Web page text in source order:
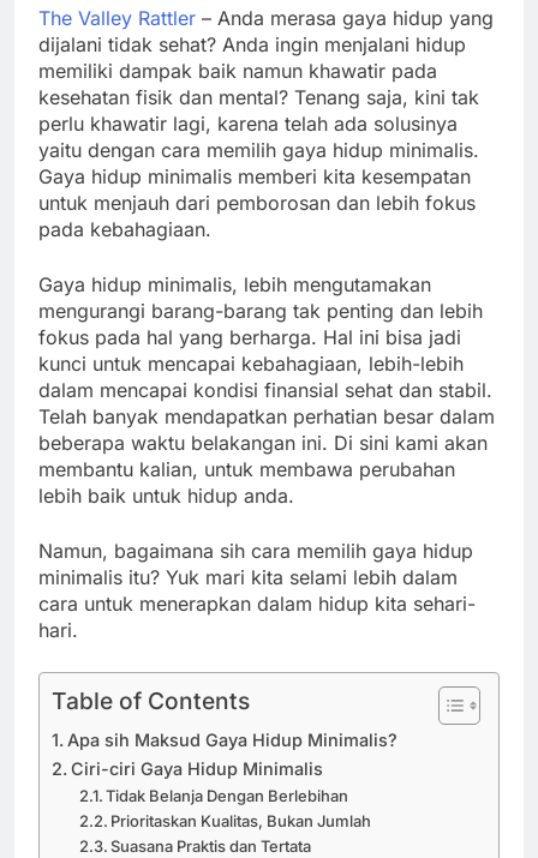
The Valley Rattler – Anda merasa gaya hidup yang
dijalani tidak sehat? Anda ingin menjalani hidup
memiliki dampak baik namun khawatir pada
kesehatan fisik dan mental? Tenang saja, kini tak
perlu khawatir lagi, karena telah ada solusinya
yaitu dengan cara memilih gaya hidup minimalis.
Gaya hidup minimalis memberi kita kesempatan
untuk menjauh dari pemborosan dan lebih fokus
pada kebahagiaan.
Gaya hidup minimalis, lebih mengutamakan
mengurangi barang-barang tak penting dan lebih
fokus pada hal yang berharga. Hal ini bisa jadi
kunci untuk mencapai kebahagiaan, lebih-lebih
dalam mencapai kondisi finansial sehat dan stabil.
Telah banyak mendapatkan perhatian besar dalam
beberapa waktu belakangan ini. Di sini kami akan
membantu kalian, untuk membawa perubahan
lebih baik untuk hidup anda.
Namun, bagaimana sih cara memilih gaya hidup
minimalis itu? Yuk mari kita selami lebih dalam
cara untuk menerapkan dalam hidup kita sehari-
hari.
Table of Contents
Apa sih Maksud Gaya Hidup Minimalis?
Ciri-ciri Gaya Hidup Minimalis
Tidak Belanja Dengan Berlebihan
Prioritaskan Kualitas, Bukan Jumlah
Suasana Praktis dan Tertata